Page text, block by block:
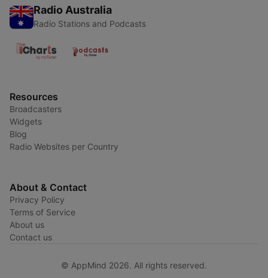
Radio Australia
Radio Stations and Podcasts
Resources
Broadcasters
Widgets
Blog
Radio Websites per Country
About & Contact
Privacy Policy
Terms of Service
About us
Contact us
© AppMind 2026. All rights reserved.